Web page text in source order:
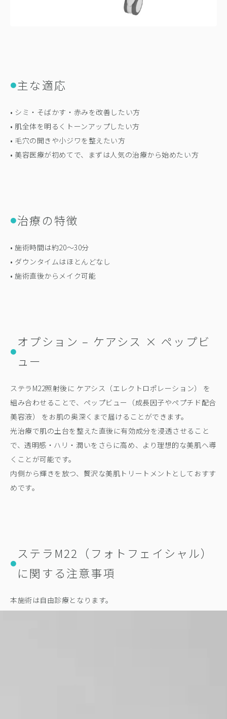
● 主な適応
• シミ・そばかす・赤みを改善したい方
• 肌全体を明るくトーンアップしたい方
• 毛穴の開きや小ジワを整えたい方
• 美容医療が初めてで、まずは人気の治療から始めたい方
●治療の特徴
• 施術時間は約20〜30分
• ダウンタイムはほとんどなし
• 施術直後からメイク可能
●
オプション – ケアシス × ペップビ
ュー
ステラM22照射後に ケアシス（エレクトロポレーション） を
組み合わせることで、ペップビュー（成長因子やペプチド配合
美容液） をお肌の奥深くまで届けることができます。
光治療で肌の土台を整えた直後に有効成分を浸透させること
で、透明感・ハリ・潤いをさらに高め、より理想的な美肌へ導
くことが可能です。
内側から輝きを放つ、贅沢な美肌トリートメントとしておすす
めです。
●
ステラM22（フォトフェイシャル）
に関する注意事項
本施術は自由診療となります。